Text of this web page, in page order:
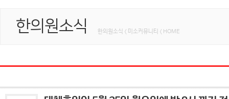
한의원소식 한의원소식 < 미소커뮤니티 < HOME